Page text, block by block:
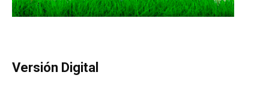
Versión Digital